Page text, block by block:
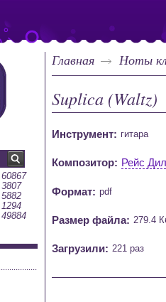
Главная Ноты
Suplica (Waltz)
Инструмент: гитара
Композитор: Рейс
Формат: pdf
Размер файла: 279.4
Загрузили: 221 раз
60867
3807
5882
1294
49884